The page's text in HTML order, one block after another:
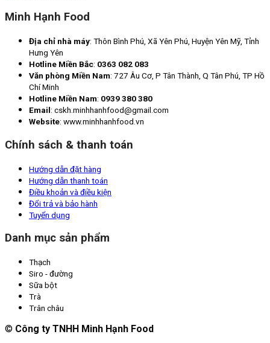
Minh Hạnh Food
Địa chỉ nhà máy: Thôn Bình Phú, Xã Yên Phú, Huyện Yên Mỹ, Tỉnh
Hưng Yên
Hotline Miền Bắc: 0363 082 083
Văn phòng Miền Nam: 727 Âu Cơ, P Tân Thành, Q Tân Phú, TP Hồ
Chí Minh
Hotline Miền Nam: 0939 380 380
Email: cskh.minhhanhfood@gmail.com
Website: www.minhhanhfood.vn
Chính sách & thanh toán
Hướng dẫn đặt hàng
Hướng dẫn thanh toán
Điều khoản và điều kiện
Đổi trả và bảo hành
Tuyển dụng
Danh mục sản phẩm
Thạch
Siro - đường
Sữa bột
Trà
Trân châu
© Công ty TNHH Minh Hạnh Food